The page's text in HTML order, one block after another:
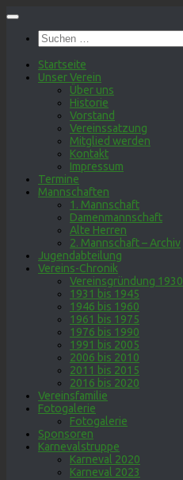
Zum
springenSuchen
nach:
Startseite
Unser Verein
Über uns
Historie
Vorstand
Vereinssatzung
Mitglied werden
Kontakt
Impressum
Termine
Mannschaften
1. Mannschaft
Damenmannschaft
Alte Herren
2. Mannschaft – Archiv
Jugendabteilung
Vereins-Chronik
Vereinsgründung 1930
1931 bis 1945
1946 bis 1960
1961 bis 1975
1976 bis 1990
1991 bis 2005
2006 bis 2010
2011 bis 2015
2016 bis 2020
Vereinsfamilie
Fotogalerie
Fotogalerie
Sponsoren
Karnevalstruppe
Karneval 2020
Karneval 2023